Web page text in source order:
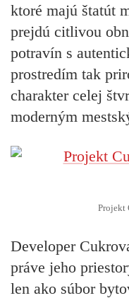
ktoré majú štatút
prejdú citlivou
potravín s
prostredím tak
charakter celej
moderným
Projekt
Developer
práve jeho
len ako súbor